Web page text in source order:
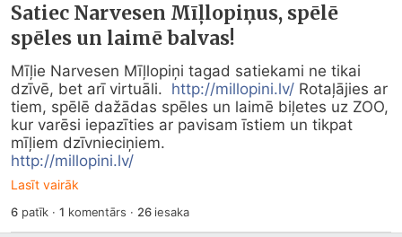
Satiec Narvesen Mīļlopiņus, spēlē
spēles un laimē balvas!
Mīļie Narvesen Mīļlopiņi tagad satiekami ne tikai
dzīvē, bet arī virtuāli. http://millopini.lv/ Rotaļājies ar
tiem, spēlē dažādas spēles un laimē biļetes uz ZOO,
kur varēsi iepazīties ar pavisam īstiem un tikpat
http://millopini.lv/
Lasīt vairāk
6patīk ·1 komentārs · 26iesaka